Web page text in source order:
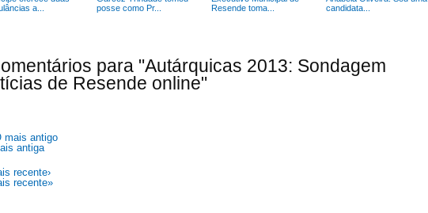
a...
posse como Pr...
Resende toma...
candidata...
para "Autárquicas 2013: Sondagem
de Resende online"
mais antigo
antiga
recente›
recente»